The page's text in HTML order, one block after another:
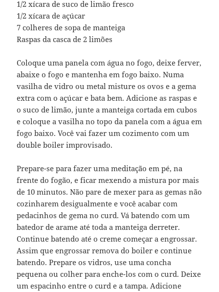
1/2 xícara de suco de limão fresco
1/2 xícara de açúcar
7 colheres de sopa de manteiga
Raspas da casca de 2 limões
Coloque uma panela com água no fogo, deixe ferver,
abaixe o fogo e mantenha em fogo baixo. Numa
vasilha de vidro ou metal misture os ovos e a gema
extra com o açúcar e bata bem. Adicione as raspas e
o suco de limão, junte a manteiga cortada em cubos
e coloque a vasilha no topo da panela com a água em
fogo baixo. Você vai fazer um cozimento com um
double boiler improvisado.
Prepare-se para fazer uma meditação em pé, na
frente do fogão, e ficar mexendo a mistura por mais
de 10 minutos. Não pare de mexer para as gemas não
cozinharem desigualmente e você acabar com
pedacinhos de gema no curd. Vá batendo com um
batedor de arame até toda a manteiga derreter.
Continue batendo até o creme começar a engrossar.
Assim que engrossar remova do boiler e continue
batendo. Prepare os vidros, use uma concha
pequena ou colher para enche-los com o curd. Deixe
um espacinho entre o curd e a tampa. Adicione